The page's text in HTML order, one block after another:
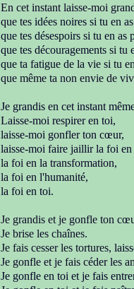
En cet instant laisse-moi
que tes idées noires si tu en
que tes désespoirs si tu en as
que tes découragements si tu
que ta fatigue de la vie si tu
que même ta non envie de
Je grandis en cet instant
Laisse-moi respirer en toi,
laisse-moi gonfler ton cœur,
laisse-moi faire jaillir la foi en
la foi en la transformation,
la foi en l'humanité,
la foi en toi.
Je grandis et je gonfle ton
Je brise les chaînes.
Je fais cesser les tortures,
Je gonfle et je fais céder les
Je gonfle en toi et je fais